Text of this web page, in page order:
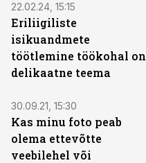
22.02.24, 15:15
Eriliigiliste
isikuandmete
töötlemine töökohal on
delikaatne teema
30.09.21, 15:30
Kas minu foto peab
olema ettevõtte
veebilehel või